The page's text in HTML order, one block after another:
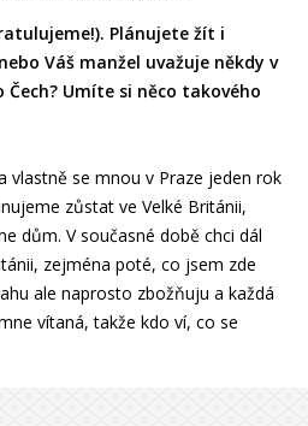
Plánujete žít i
Váš manžel uvažuje někdy v
Umíte si něco takového
vlastně se mnou v Praze jeden rok
zůstat ve Velké Británii,
dům. V současné době chci dál
zejména poté, co jsem zde
ale naprosto zbožňuju a každá
vítaná, takže kdo ví, co se